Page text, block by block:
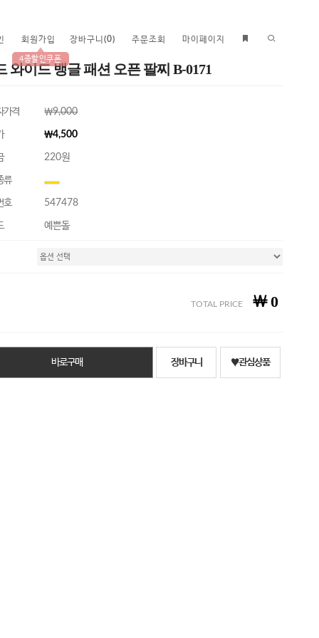
회원가입
4종할인쿠폰
장바구니 (0) 주문조회 마이페이지
와이드 뱅글 패션 오픈 팔찌 B-0171
가격 ￦9,000
￦4,500
220원
류
호 547478
예쁜돌
TOTAL PRICE ￦0
바로구매 장바구니 ♥관심상품